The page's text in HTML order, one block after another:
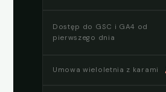
Dostęp do GSC i GA4 od
pierwszego dnia
Umowa wieloletnia z karami